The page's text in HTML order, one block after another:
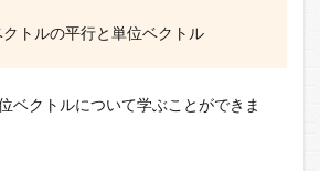
トルの平行と単位ベクトル
ベクトルについて学ぶことができま